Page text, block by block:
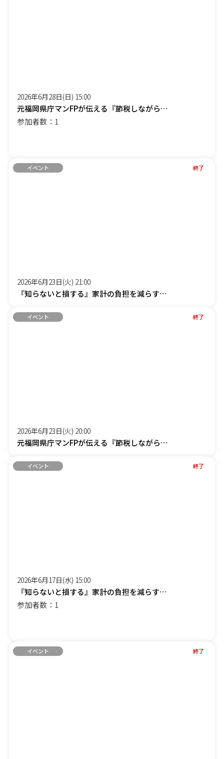
2026年6月28日(日) 15:00
元福岡県庁マンFPが伝える『節税しながら社長の手取りを増やす』オンラインセミナー
参加者数：1
イベント 終了
2026年6月23日(火) 21:00
『知らないと損する』家計の負担を減らす「賢約(けんやく)サポート」オンラインセミナー
イベント 終了
2026年6月23日(火) 20:00
元福岡県庁マンFPが伝える『節税しながら社長の手取りを増やす』オンラインセミナー
イベント 終了
2026年6月17日(水) 15:00
『知らないと損する』家計の負担を減らす「賢約(けんやく)サポート」オンラインセミナー
参加者数：1
イベント 終了